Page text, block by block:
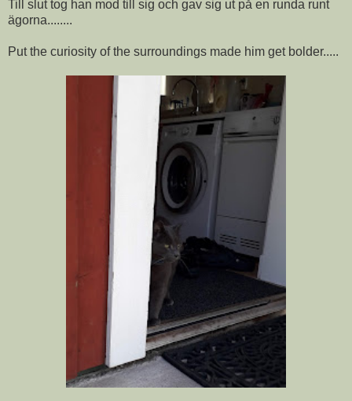
Till slut tog han mod till sig och gav sig ut på en runda runt
ägorna........
Put the curiosity of the surroundings made him get bolder.....